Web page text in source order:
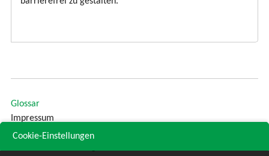
Glossar
Impressum
Sitemap
Cookie-Einstellungen